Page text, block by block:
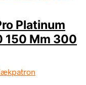
Platinum
150 Mm 300